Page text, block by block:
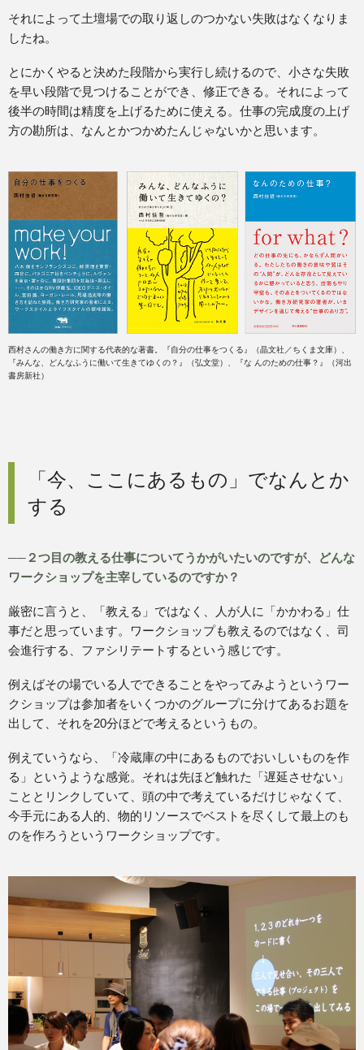
それによって土壇場での取り返しのつかない失敗はなくなりま
したね。
とにかくやると決めた段階から実行し続けるので、小さな失敗
を早い段階で見つけることができ、修正できる。それによって
後半の時間は精度を上げるために使える。仕事の完成度の上げ
方の勘所は、なんとかつかめたんじゃないかと思います。
西村さんの働き方に関する代表的な著書。『自分の仕事をつくる』（晶文社／ちくま文庫）、
『みんな、どんなふうに働いて生きてゆくの？』（弘文堂）、『な んのための仕事？』（河出
書房新社）
「今、ここにあるもの」でなんとか
する
──２つ目の教える仕事についてうかがいたいのですが、どんな
ワークショップを主宰しているのですか？
厳密に言うと、「教える」ではなく、人が人に「かかわる」仕
事だと思っています。ワークショップも教えるのではなく、司
会進行する、ファシリテートするという感じです。
例えばその場でいる人でできることをやってみようというワー
クショップは参加者をいくつかのグループに分けてあるお題を
出して、それを20分ほどで考えるというもの。
例えていうなら、「冷蔵庫の中にあるものでおいしいものを作
る」というような感覚。それは先ほど触れた「遅延させない」
こととリンクしていて、頭の中で考えているだけじゃなくて、
今手元にある人的、物的リソースでベストを尽くして最上のも
のを作ろうというワークショップです。